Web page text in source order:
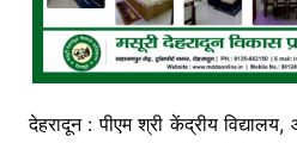
देहरादून : पीएम श्री केंद्रीय